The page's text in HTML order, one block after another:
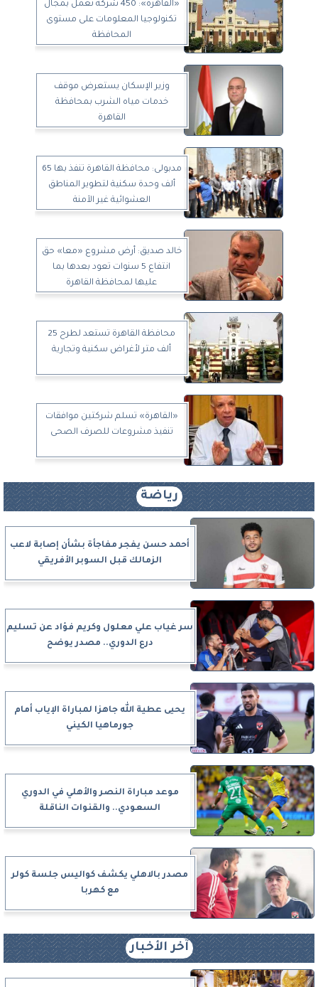
«القاهرة»: 450 شركة تعمل بمجال
تكنولوجيا المعلومات على مستوى
المحافظة
وزير الإسكان يستعرض موقف
خدمات مياه الشرب بمحافظة
القاهرة
مدبولى: محافظة القاهرة تنفذ بها 65
ألف وحدة سكنية لتطوير المناطق
العشوائية غير الآمنة
خالد صديق: أرض مشروع «معا» حق
انتفاع 5 سنوات تعود بعدها بما
عليها لمحافظة القاهرة
محافظة القاهرة تستعد لطرح 25
ألف متر لأغراض سكنية وتجارية
«القاهرة» تسلم شركتين موافقات
تنفيذ مشروعات للصرف الصحى
رياضة
أحمد حسن يفجر مفاجأة بشأن إصابة لاعب
الزمالك قبل السوبر الأفريقي
سر غياب علي معلول وكريم فؤاد عن تسليم
درع الدوري.. مصدر يوضح
يحيى عطية الله جاهزا لمباراة الإياب أمام
جورماهيا الكيني
موعد مباراة النصر والأهلي في الدوري
السعودي.. والقنوات الناقلة
مصدر بالاهلي يكشف كواليس جلسة كولر
مع كهربا
آخر الأخبار